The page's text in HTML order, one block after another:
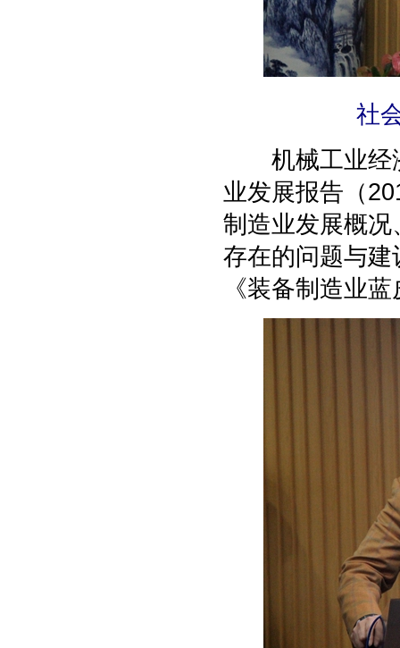
社
机械工业经济
业发展报告（
制造业发展概
存在的问题与
《装备制造业